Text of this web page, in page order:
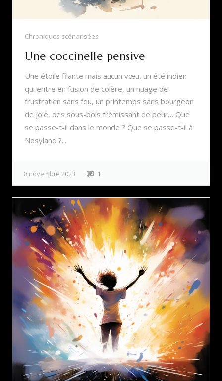
Chroniques scénarisées
Une coccinelle pensive
Une étoile filante mais aucun vœu, un été indien
qui entre en fusion de colère, un nuage de
frustration sans feu, un printemps sans bourgeon
de joie, des sous-bois frémissant de peur… Que
se passe-t-il dans le monde ? Que se passe-t-il à
Nosyland ?...
8 novembre 2023 1